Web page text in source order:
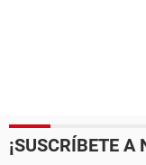
¡SUSCRÍBETE A